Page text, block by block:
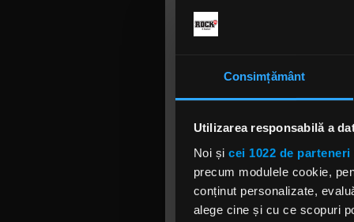
Consimțământ
Utilizarea responsabilă a
Noi și cei 1022 de
precum modulele cookie,
conținut personalizate,
alege cine și cu ce scopuri
E bagajul
mergem
Ambele și
pe care-l
necesar.
care le
asta, e